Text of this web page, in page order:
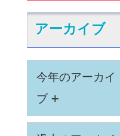
アーカイブ
今年のアーカイ
ブ +